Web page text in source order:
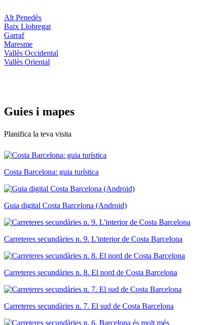
Alt Penedès
Baix Llobregat
Garraf
Maresme
Vallès Occidental
Vallès Oriental
Guies i mapes
Planifica la teva visita
Costa Barcelona: guia turística
Guia digital Costa Barcelona (Android)
Carreteres secundàries n. 9. L'interior de Costa Barcelona
Carreteres secundàries n. 8. El nord de Costa Barcelona
Carreteres secundàries n. 7. El sud de Costa Barcelona